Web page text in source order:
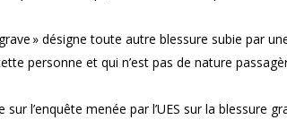
» désigne toute autre blessure subie par
personne et qui n’est pas de nature
l’enquête menée par l’UES sur la blessure